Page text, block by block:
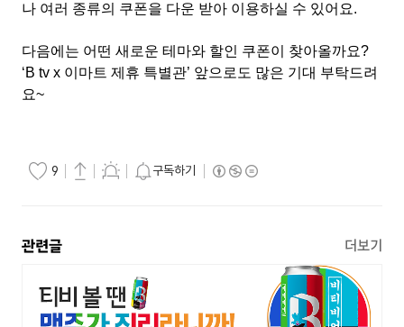
나 여러 종류의 쿠폰을 다운 받아 이용하실 수 있어요.
다음에는 어떤 새로운 테마와 할인 쿠폰이 찾아올까요?
‘B tv x 이마트 제휴 특별관’ 앞으로도 많은 기대 부탁드려
요~
9 구독하기
관련글 더보기